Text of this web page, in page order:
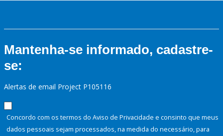
Mantenha-se informado, cadastre-
se:
Alertas de email Project P105116
Concordo com os termos do Aviso de Privacidade e consinto que meus
dados pessoais sejam processados, na medida do necessário, para